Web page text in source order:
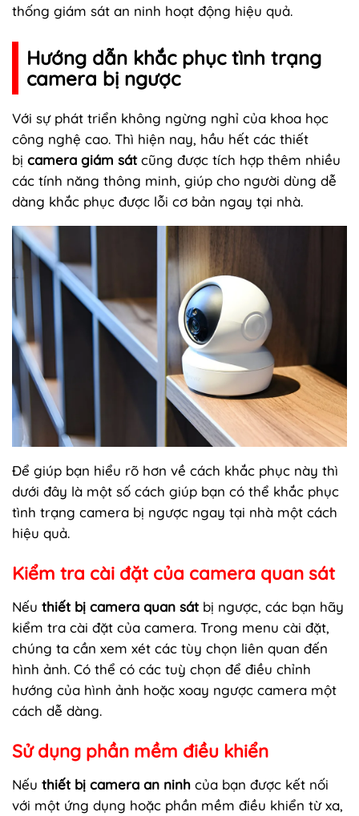
thống giám sát an ninh hoạt động hiệu quả.
Hướng dẫn khắc phục tình trạng
camera bị ngược
Với sự phát triển không ngừng nghỉ của khoa học
công nghệ cao. Thì hiện nay, hầu hết các thiết
bị camera giám sátcũng được tích hợp thêm nhiều
các tính năng thông minh, giúp cho người dùng dễ
dàng khắc phục được lỗi cơ bản ngay tại nhà.
Để giúp bạn hiểu rõ hơn về cách khắc phục này thì
dưới đây là một số cách giúp bạn có thể khắc phục
tình trạng camera bị ngược ngay tại nhà một cách
hiệu quả.
Kiểm tra cài đặt của camera quan sát
Nếu thiết bị camera quan sátbị ngược, các bạn hãy
kiểm tra cài đặt của camera. Trong menu cài đặt,
chúng ta cần xem xét các tùy chọn liên quan đến
hình ảnh. Có thể có các tuỳ chọn để điều chỉnh
hướng của hình ảnh hoặc xoay ngược camera một
cách dễ dàng.
Sử dụng phần mềm điều khiển
Nếu thiết bị camera an ninh của bạn được kết nối
với một ứng dụng hoặc phần mềm điều khiển từ xa,